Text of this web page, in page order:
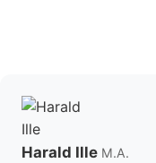
Harald Ille M.A.